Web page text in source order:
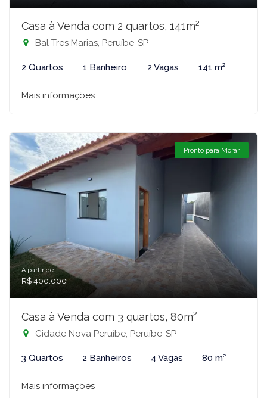
Casa à Venda com 2 quartos, 141m²
Bal Tres Marias, Peruíbe-SP
2 Quartos 1 Banheiro 2 Vagas 141 m²
Mais informações
Pronto para Morar
A partir de:
R$ 400.000
Casa à Venda com 3 quartos, 80m²
Cidade Nova Peruíbe, Peruíbe-SP
3 Quartos 2 Banheiros 4 Vagas 80 m²
Mais informações